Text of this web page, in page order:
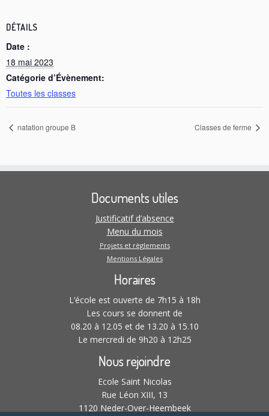
DÉTAILS
Date :
18 mai 2023
Catégorie d’Évènement:
Toutes les classes
natation groupe B Classes de ferme
Documents utiles
Justificatif d’absence
Menu du mois
Projets et règlements
Mentions Légales
Horaires
L’école est ouverte de 7h15 à 18h
Les cours se donnent de
08.20 à 12.05 et de 13.20 à 15.10
Le mercredi de 9h20 à 12h25
Nous rejoindre
Ecole Saint Nicolas
Rue Léon XIII, 13
1120 Neder-Over-Heembeek